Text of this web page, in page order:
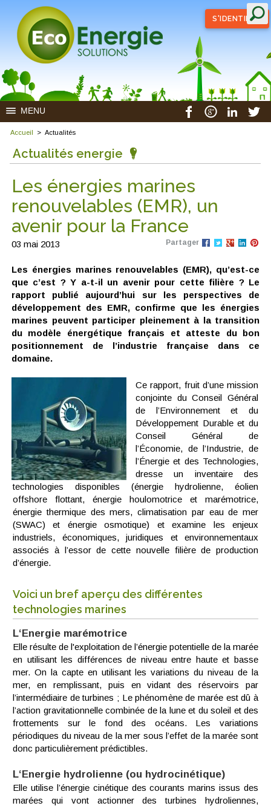
S'IDENTIFIER
MENU
Accueil > Actualités
Actualités energie
Les énergies marines
renouvelables (EMR), un
avenir pour la France
03 mai 2013 Partager
Les énergies marines renouvelables (EMR), qu’est-ce
que c’est ? Y a-t-il un avenir pour cette filière ? Le
rapport publié aujourd’hui sur les perspectives de
développement des EMR, confirme que les énergies
marines peuvent participer pleinement à la transition
du modèle énergétique français et atteste du bon
positionnement de l’industrie française dans ce
domaine.
Ce rapport, fruit d’une mission
conjointe du Conseil Général
de l’Environnement et du
Développement Durable et du
Conseil Général de
l’Économie, de l’Industrie, de
l’Énergie et des Technologies,
dresse un inventaire des
technologies disponibles (énergie hydrolienne, éolien
offshore flottant, énergie houlomotrice et marémotrice,
énergie thermique des mers, climatisation par eau de mer
(SWAC) et énergie osmotique) et examine les enjeux
industriels, économiques, juridiques et environnementaux
associés à l’essor de cette nouvelle filière de production
d’énergie.
Voici un bref aperçu des différentes
technologies marines
L‘Energie marémotrice
Elle résulte de l'exploitation de l’énergie potentielle de la marée
en utilisant les différences de niveau entre haute et basse
mer. On la capte en utilisant les variations du niveau de la
mer, en remplissant, puis en vidant des réservoirs par
l’intermédiaire de turbines ; Le phénomène de marée est dû à
l’action gravitationnelle combinée de la lune et du soleil et des
frottements sur le fond des océans. Les variations
périodiques du niveau de la mer sous l’effet de la marée sont
donc particulièrement prédictibles.
L‘Energie hydrolienne (ou hydrocinétique)
Elle utilise l’énergie cinétique des courants marins issus des
marées qui vont actionner des turbines hydroliennes,